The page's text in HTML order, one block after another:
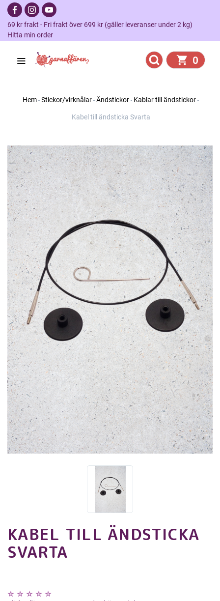
69 kr frakt - Fri frakt över 699 kr (gäller leveranser under 2 kg)
Hitta min order
0
Hem Stickor/virknålar Ändstickor Kablar till ändstickor
Kabel till ändsticka Svarta
KABEL TILL ÄNDSTICKA
SVARTA